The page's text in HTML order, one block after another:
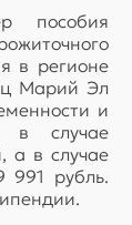
пособия
в регионе
Марий Эл
и
в случае
а в случае
рубль.